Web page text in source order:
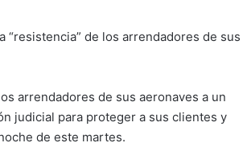
de los arrendadores de sus
arrendadores de sus aeronaves a un
judicial para proteger a sus clientes y
de este martes.